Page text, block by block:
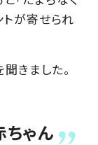
トが寄せられ
きました。
ちゃん